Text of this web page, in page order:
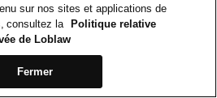
sur nos sites et applications de
consultez la
Politique relative
de Loblaw
Fermer